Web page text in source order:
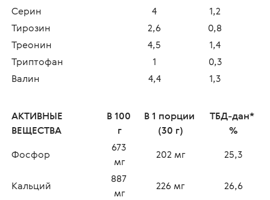
Серин
4
1,2
Тирозин
2,6
0,8
Треонин
4,5
1,4
Триптофан
1
0,3
Валин
4,4 1,3
АКТИВНЫЕ
ВЕЩЕСТВА
В 100
г
В 1 порции
(30 г)
ТБД-дан*
%
Фосфор
673
мг
202 мг 25,3
Кальций
887
мг
226 мг 26,6